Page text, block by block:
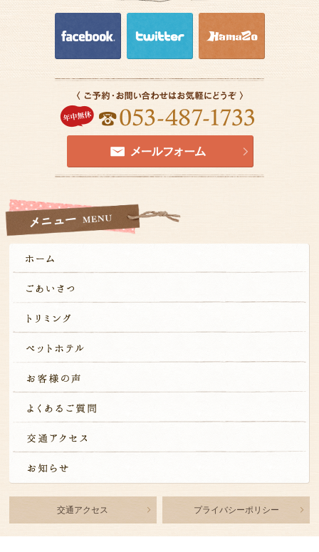
交通アクセス プライバシーポリシー